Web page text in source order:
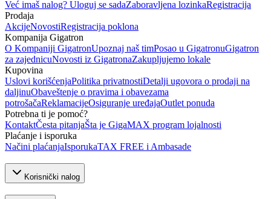
Već imaš nalog? Uloguj se sadaZaboravljena lozinkaRegistracija
Prodaja
AkcijeNovostiRegistracija poklona
Kompanija Gigatron
O Kompaniji GigatronUpoznaj naš timPosao u GigatronuGigatron
za zajednicuNovosti iz GigatronaZakupljujemo lokale
Kupovina
Uslovi korišćenjaPolitika privatnostiDetalji ugovora o prodaji na
daljinuObaveštenje o pravima i obavezama
potrošačaReklamacijeOsiguranje uređajaOutlet ponuda
Potrebna ti je pomoć?
KontaktČesta pitanjaŠta je GigaMAX program lojalnosti
Plaćanje i isporuka
Načini plaćanjaIsporukaTAX FREE i Ambasade
Korisnički nalog